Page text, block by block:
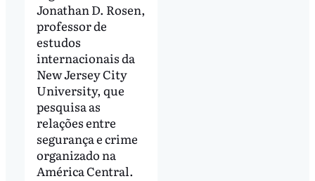
Jonathan D. Rosen,
professor de
estudos
internacionais da
New Jersey City
University, que
pesquisa as
relações entre
segurança e crime
organizado na
América Central.